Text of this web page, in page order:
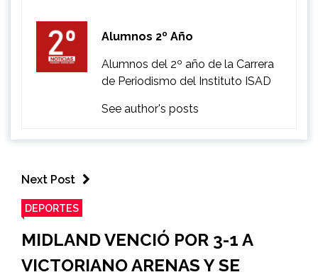
Alumnos 2º Año
Alumnos del 2º año de la Carrera
de Periodismo del Instituto ISAD
See author's posts
Next Post
DEPORTES
MIDLAND VENCIÓ POR 3-1 A
VICTORIANO ARENAS Y SE